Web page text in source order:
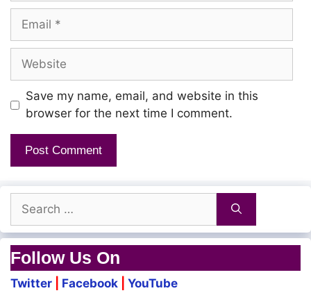
Kummiyadip Pattu Varum
Adukkalaiyi Nygarungal
Ammaavin Vaasam Varum
Padipadiyaai Earungal
Parambariyin Suudu Varaum
Silambadi yenna
Kalmisham Illaa
Email
Website
Save my name, email, and website in this
browser for the next time I comment.
Search
for:
Follow Us On
Twitter Facebook YouTube